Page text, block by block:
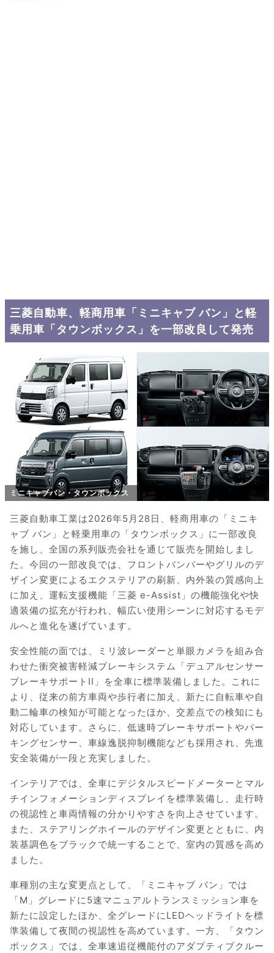
三菱自動車、軽商用車「ミニキャブ バン」と軽
乗用車「タウンボックス」を一部改良して発売
ミニキャブバン・タウンボックス
三菱自動車工業は2026年5月28日、軽商用車の「ミニキ
ャブ バン」と軽乗用車の「タウンボックス」に一部改良
を施し、全国の系列販売会社を通じて販売を開始しまし
た。今回の一部改良では、フロントバンパーやグリルのデ
ザイン変更によるエクステリアの刷新、内外装の質感向上
に加え、運転支援機能「三菱 e-Assist」の機能強化や快
適装備の拡充が行われ、幅広い使用シーンに対応するモデ
ルへと進化を遂げています。
安全性能の面では、ミリ波レーダーと単眼カメラを組み合
わせた衝突被害軽減ブレーキシステム「デュアルセンサー
ブレーキサポートII」を全車に標準装備しました。これに
より、従来の前方車両や歩行者に加え、新たに自転車や自
動二輪車の検知が可能となったほか、交差点での検知にも
対応しています。さらに、低速時ブレーキサポートやパー
キングセンサー、車線逸脱抑制機能なども採用され、先進
安全装備が一段と充実しました。
インテリアでは、全車にデジタルスピードメーターとマル
チインフォメーションディスプレイを標準装備し、走行時
の視認性と車両情報の分かりやすさを向上させています。
また、ステアリングホイールのデザイン変更とともに、内
装基調色をブラックで統一することで、室内の質感を高め
ました。
車種別の主な変更点として、「ミニキャブ バン」では
「M」グレードに5速マニュアルトランスミッション車を
新たに設定したほか、全グレードにLEDヘッドライトを標
準装備して夜間の視認性を高めています。一方、「タウン
ボックス」では、全車速追従機能付のアダプティブクルー